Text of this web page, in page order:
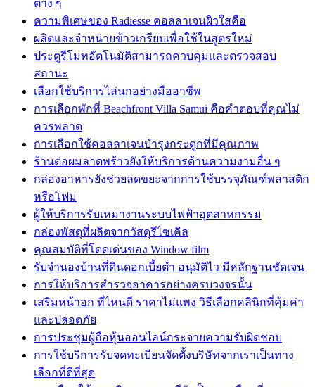
ต่าง ๆ
ความพิเศษของ Radiesse คอลลาเจนผิวใสคือ
ผลิตและจำหน่ายข้าวเกรียบเพื่อใช้ในสูตรใหม่
ประตูรีโมทอัตโนมัติสามารถควบคุมและตรวจสอบ
สถานะ
เลือกใช้บริการไล่นกอย่างมืออาชีพ
การเลือกพักที่ Beachfront Villa Samui คือคำตอบที่คุณไม่
ควรพลาด
การเลือกใช้คอลลาเจนบำรุงกระดูกที่มีคุณภาพ
ร้านต่อผมลาดพร้าวยังให้บริการด้านความงามอื่น ๆ
กล่องอาหารยังช่วยลดขยะจากการใช้บรรจุภัณฑ์พลาสติก
หรือโฟม
ผู้ให้บริการรับเหมางานระบบไฟฟ้าอุตสาหกรรม
กล่องพัสดุที่ผลิตจากวัสดุรีไซเคิล
คุณสมบัติที่โดดเด่นของ Window film
รับจำนองบ้านที่ดินดอกเบี้ยต่ำ อนุมัติไว มีหลักฐานชัดเจน
การให้บริการสำรวจอาคารอย่างครบวงจรนั้น
เสริมหน้าอก ที่ไหนดี ราคาไม่แพง วิธีเลือกคลินิกที่คุ้มค่า
และปลอดภัย
การประชุมผู้ถือหุ้นออนไลน์กระจายความรับผิดชอบ
การใช้บริการรับจดทะเบียนจัดตั้งบริษัทจากเราเป็นทาง
เลือกที่ดีที่สุด